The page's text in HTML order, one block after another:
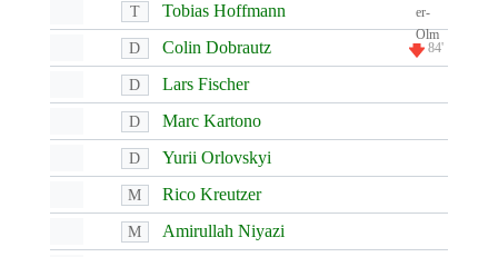
T Tobias Hoffmann
D Colin Dobrautz 84'
D Lars Fischer
D Marc Kartono
D Yurii Orlovskyi
M Rico Kreutzer
M Amirullah Niyazi